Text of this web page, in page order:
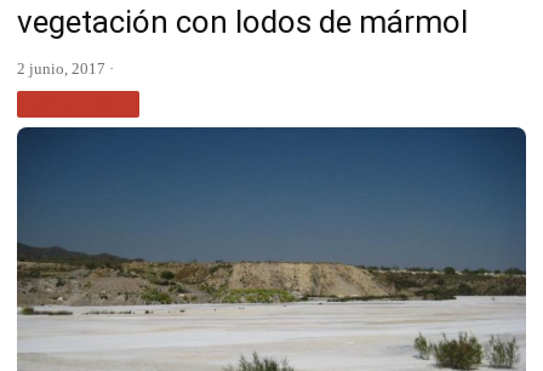
vegetación con lodos de mármol
2 junio, 2017 ·